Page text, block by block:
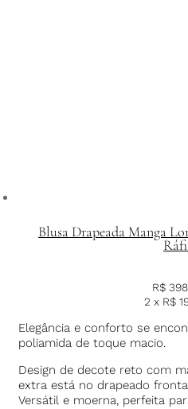
Blusa Drapeada Manga
R$
2 x R$
Elegância e conforto se
poliamida de toque macio.
Design de decote reto com
extra está no drapeado
Versátil e moerna, perfeita